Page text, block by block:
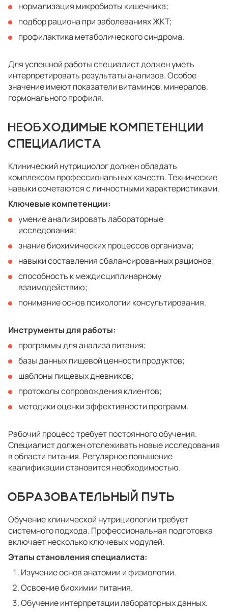
нормализация микробиоты кишечника;
подбор рациона при заболеваниях ЖКТ;
профилактика метаболического синдрома.
Для успешной работы специалист должен уметь
интерпретировать результаты анализов. Особое
значение имеют показатели витаминов, минералов,
гормонального профиля.
НЕОБХОДИМЫЕ КОМПЕТЕНЦИИ
СПЕЦИАЛИСТА
Клинический нутрициолог должен обладать
комплексом профессиональных качеств. Технические
навыки сочетаются с личностными характеристиками.
Ключевые компетенции:
умение анализировать лабораторные
исследования;
знание биохимических процессов организма;
навыки составления сбалансированных рационов;
способность к междисциплинарному
взаимодействию;
понимание основ психологии консультирования.
Инструменты для работы:
программы для анализа питания;
базы данных пищевой ценности продуктов;
шаблоны пищевых дневников;
протоколы сопровождения клиентов;
методики оценки эффективности программ.
Рабочий процесс требует постоянного обучения.
Специалист должен отслеживать новые исследования
в области питания. Регулярное повышение
квалификации становится необходимостью.
ОБРАЗОВАТЕЛЬНЫЙ ПУТЬ
Обучение клинической нутрициологии требует
системного подхода. Профессиональная подготовка
включает несколько ключевых модулей.
Этапы становления специалиста:
Изучение основ анатомии и физиологии.
Освоение биохимии питания.
Обучение интерпретации лабораторных данных.